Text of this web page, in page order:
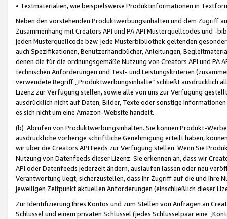
• Textmaterialien, wie beispielsweise Produktinformationen in
Neben den vorstehenden Produktwerbungsinhalten und dem Zugriff
Zusammenhang mit Creators API und PA API Musterquellcodes und
jeden Musterquellcode bzw. jede Musterbibliothek geltenden
auch Spezifikationen, Benutzerhandbücher, Anleitungen,
denen die für die ordnungsgemäße Nutzung von Creators API und PA
technischen Anforderungen und Test- und Leistungskriterien
verwendete Begriff „Produktwerbungsinhalte“ schließt ausdrücklich
Lizenz zur Verfügung stellen, sowie alle von uns zur Verfügung
ausdrücklich nicht auf Daten, Bilder, Texte oder sonstige
es sich nicht um eine Amazon-Website handelt.
(b) Abrufen von Produktwerbungsinhalten. Sie können Produkt-
ausdrückliche vorherige schriftliche Genehmigung erteilt haben,
wir über die Creators API Feeds zur Verfügung stellen. Wenn Sie
Nutzung von Datenfeeds dieser Lizenz. Sie erkennen an, dass wir
API oder Datenfeeds jederzeit ändern, auslaufen lassen oder neu
Verantwortung liegt, sicherzustellen, dass Ihr Zugriff auf die und Ihre
jeweiligen Zeitpunkt aktuellen Anforderungen (einschließlich dieser
Zur Identifizierung Ihres Kontos und zum Stellen von Anfragen an
Schlüssel und einem privaten Schlüssel (jedes Schlüsselpaar eine